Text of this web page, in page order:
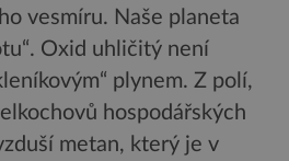
vesmíru. Naše planeta
Oxid uhličitý není
plynem. Z polí,
hospodářských
metan, který je v